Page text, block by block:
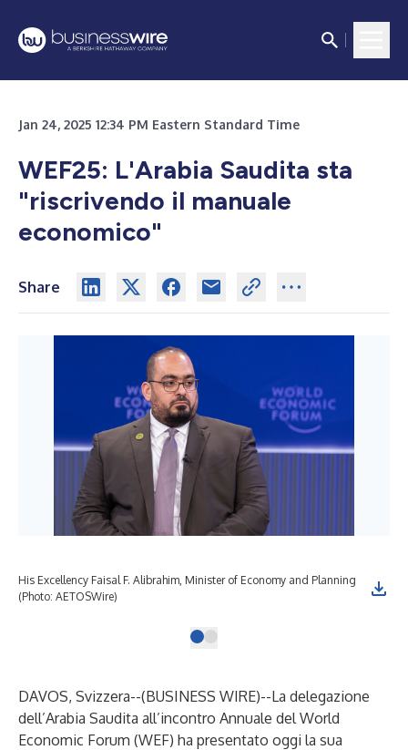
Jan 24, 2025 12:34 PM Eastern Standard Time
WEF25: L'Arabia Saudita sta
"riscrivendo il manuale
economico"
Share
His Excellency Faisal F. Alibrahim, Minister of Economy and Planning
(Photo: AETOSWire)
DAVOS, Svizzera--(BUSINESS WIRE)--La delegazione
dell’Arabia Saudita all’incontro Annuale del World
Economic Forum (WEF) ha presentato oggi la sua